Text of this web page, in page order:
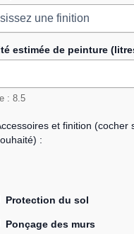
estimée de peinture
: 8.5
et finition (cocher
:
Protection du sol
Ponçage des murs